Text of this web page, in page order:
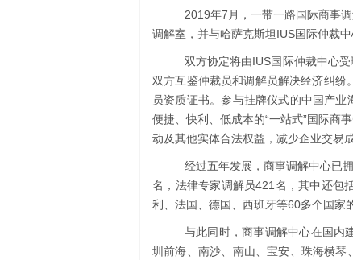
2019年7月，一带一路国际商事
调解室，并与哈萨克斯坦IUS国际仲裁
双方协定将由IUS国际仲裁中心
双方互鉴仲裁员和调解员解决经济纠
员资质证书。参与挂牌仪式的中国产
便捷、快利、低成本的“一站式”国际商
动及其他实体合法权益，减少企业交易
经过五年发展，商事调解中心已
名，法律专家调解员421名，其中还包
利、法国、德国、西班牙等60多个国家
与此同时，商事调解中心在国内
圳前海、南沙、南山、宝安、珠海横